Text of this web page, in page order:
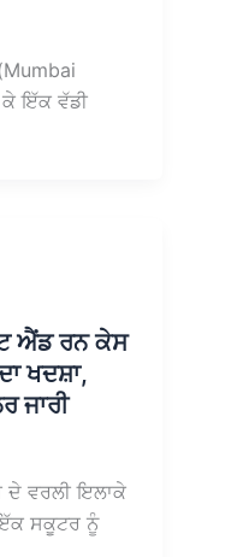
ਕੇ ਇੱਕ ਵੱਡੀ
ਐਂਡ ਰਨ ਕੇਸ
ਖਦਸ਼ਾ,
ਜਾਰੀ
ਵਰਲੀ ਇਲਾਕੇ
ਸਕੂਟਰ ਨੂੰ